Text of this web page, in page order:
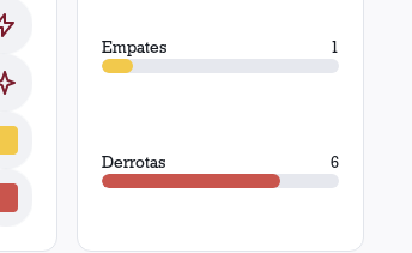
Empates 1
Derrotas 6